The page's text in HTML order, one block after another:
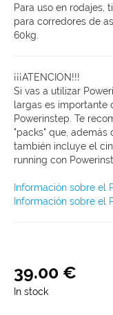
Para uso en rodajes,
para corredores de
60kg.
¡¡¡ATENCION!!!
Si vas a utilizar
largas es importante
Powerinstep. Te
"packs" que, además
también incluye el
running con
Información sobre el
Información sobre el
39.00 €
In stock